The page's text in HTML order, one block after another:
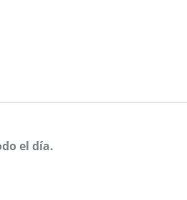
el día.